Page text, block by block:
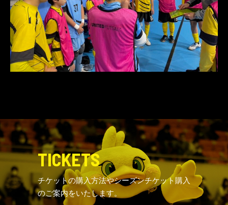
TICKETS
チケットの購入方法やシーズンチケット購入
のご案内をいたします。